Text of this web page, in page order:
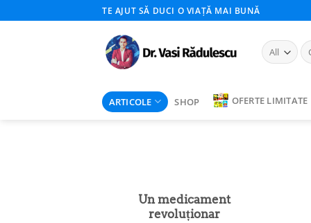
to
TE AJUT SĂ DUCI O VIAȚĂ MAI BUNĂ
ARTICOLE SHOP OFERTE LIMITATE
Un medicament
revoluționar